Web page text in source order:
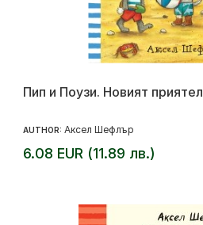
Пип и Поузи. Новият приятел
AUTHOR: Аксел Шефлър
6.08 EUR (11.89 лв.)